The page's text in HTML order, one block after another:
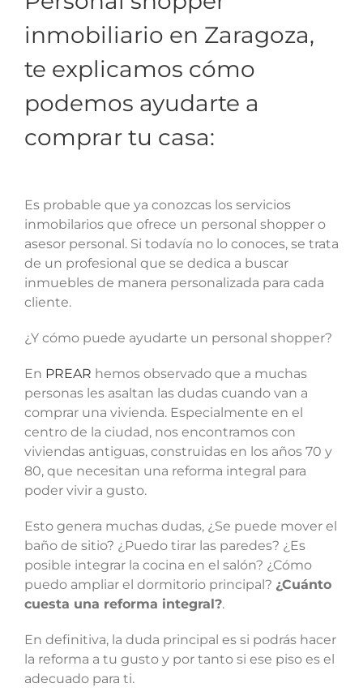
inmobiliario en Zaragoza,
te explicamos cómo
podemos ayudarte a
comprar tu casa:
Es probable que ya conozcas los servicios
inmobilarios que ofrece un personal shopper o
asesor personal. Si todavía no lo conoces, se trata
de un profesional que se dedica a buscar
inmuebles de manera personalizada para cada
cliente.
¿Y cómo puede ayudarte un personal shopper?
En PREAR hemos observado que a muchas
personas les asaltan las dudas cuando van a
comprar una vivienda. Especialmente en el
centro de la ciudad, nos encontramos con
viviendas antiguas, construidas en los años 70 y
80, que necesitan una reforma integral para
poder vivir a gusto.
Esto genera muchas dudas, ¿Se puede mover el
baño de sitio? ¿Puedo tirar las paredes? ¿Es
posible integrar la cocina en el salón? ¿Cómo
puedo ampliar el dormitorio principal? ¿Cuánto
cuesta una reforma integral?.
En definitiva, la duda principal es si podrás hacer
la reforma a tu gusto y por tanto si ese piso es el
adecuado para ti.